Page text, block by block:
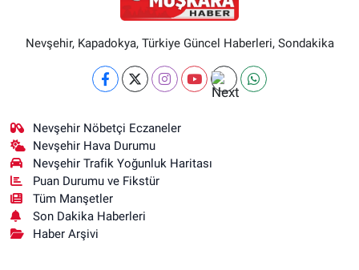
Nevşehir, Kapadokya, Türkiye Güncel Haberleri, Sondakika
Nevşehir Nöbetçi Eczaneler
Nevşehir Hava Durumu
Nevşehir Trafik Yoğunluk Haritası
Puan Durumu ve Fikstür
Tüm Manşetler
Son Dakika Haberleri
Haber Arşivi